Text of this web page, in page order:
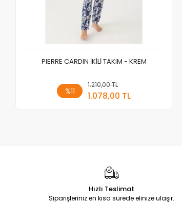
PIERRE CARDIN İKİLİ TAKIM - KREM
%11
1.210,00 TL
1.078,00 TL
Sepete Ekle
Hızlı Teslimat
Siparişleriniz en kısa sürede elinize ulaşır.